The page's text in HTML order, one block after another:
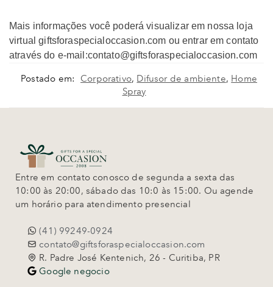
Mais informações você poderá visualizar em nossa loja
virtual giftsforaspecialoccasion.com ou entrar em contato
através do e-mail:contato@giftsforaspecialoccasion.com
Postado em: Corporativo, Difusor de ambiente, Home
Spray
Entre em contato conosco de segunda a sexta das
10:00 às 20:00, sábado das 10:0 às 15:00. Ou agende
um horário para atendimento presencial
(41) 99249-0924
contato@giftsforaspecialoccasion.com
R. Padre José Kentenich, 26 - Curitiba, PR
Google negocio